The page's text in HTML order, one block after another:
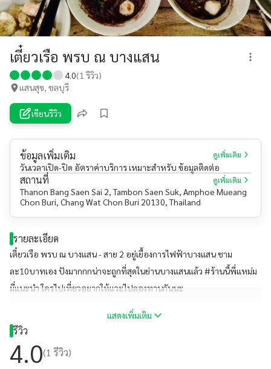
เตี๋ยวเรือ พรบ ณ บางแสน
4.0(1 รีวิว)
แสนสุข, ชลบุรี
เขียนรีวิว
ข้อมูลเพิ่มเติม ดูเพิ่มเติม
วันเวลาเปิด-ปิด อัตราค่าบริการ เหมาะสำหรับ ข้อมูลติดต่อ
สถานที่ ดูเพิ่มเติม
Thanon Bang Saen Sai 2, Tambon Saen Suk, Amphoe Mueang
Chon Buri, Chang Wat Chon Buri 20130, Thailand
รายละเอียด
เตี๋ยวเรือ พรบ ณ บางแสน - สาย 2 อยู่เยื้องการไฟฟ้าบางแสน ชาม
ละ10บาทเอง ปังมากกกน่าจะถูกที่สุดในย่านบางแสนแล้ว #ร้านนี้พี่แหม่ม
มี่แนะนำ ใครไปเที่ยวอยากให้แวะไปลองทานกันนะ
แสดงเพิ่มเติม
รีวิว
4.0(1 รีวิว)